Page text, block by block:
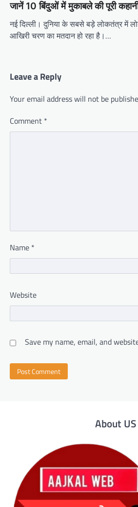
जानें 10 बिंदुओं में मुकाबले की पूरी
नई दिल्ली। दुनिया के सबसे बड़े लोकतंत्र में
आखिरी चरण का मतदान हो रहा है।…
Leave a Reply
Your email address will not be
Comment *
Name *
Website
Save my name, email, and
About US